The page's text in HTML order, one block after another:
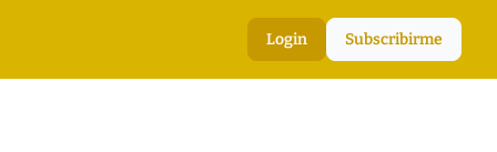
Login Subscribirme